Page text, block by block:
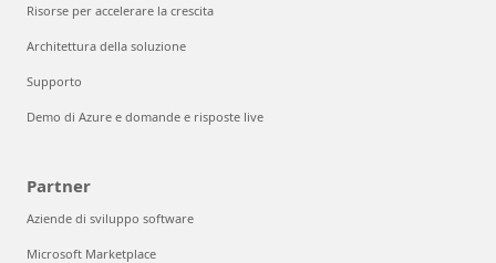
Risorse per accelerare la crescita
Architettura della soluzione
Supporto
Demo di Azure e domande e risposte live
Partner
Aziende di sviluppo software
Microsoft Marketplace